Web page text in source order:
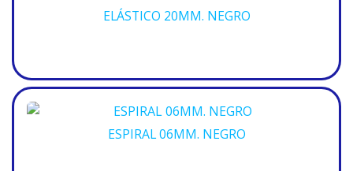
ELÁSTICO 20MM. NEGRO
ESPIRAL 06MM. NEGRO